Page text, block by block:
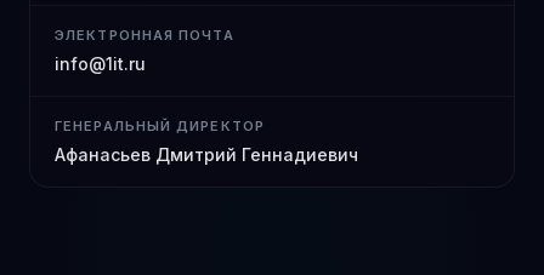
ЭЛЕКТРОННАЯ ПОЧТА
info@1it.ru
ГЕНЕРАЛЬНЫЙ ДИРЕКТОР
Афанасьев Дмитрий Геннадиевич